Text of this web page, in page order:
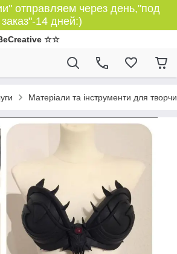
отправляем через день,"под
заказ"-14 дней:)
☆☆
Матеріали та інструменти для